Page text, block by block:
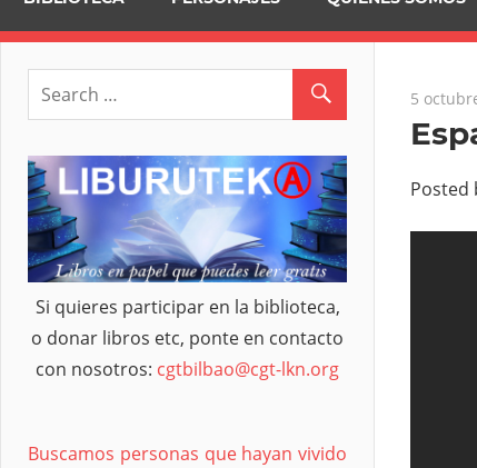
5
Posted
Si quieres participar en la biblioteca,
o donar libros etc, ponte en contacto
con nosotros: cgtbilbao@cgt-lkn.org
Buscamos personas que hayan vivido